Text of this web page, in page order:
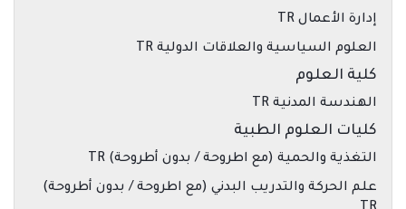
إدارة الأعمال TR
العلوم السياسية والعلاقات الدولية TR
كلية العلوم
الهندسة المدنية TR
كليات العلوم الطبية
التغذية والحمية (مع اطروحة / بدون أطروحة) TR
علم الحركة والتدريب البدني (مع اطروحة / بدون أطروحة)